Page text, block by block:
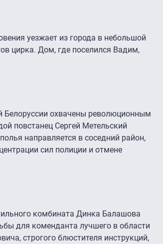
уезжает из города в небольшой
цирка. Дом, где поселился Вадим,
Белоруссии охвачены революционным
повстанец Сергей Метельский
направляется в соседний район,
сил полиции и отмене
комбината Динка Балашова
для коменданта лучшего в области
строгого блюстителя инструкций,